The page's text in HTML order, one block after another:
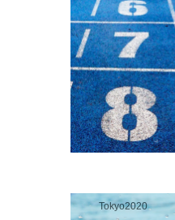
Tokyo2020